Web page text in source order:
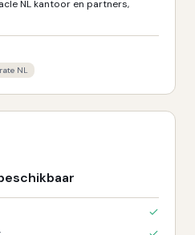
NL kantoor en partners,
NL